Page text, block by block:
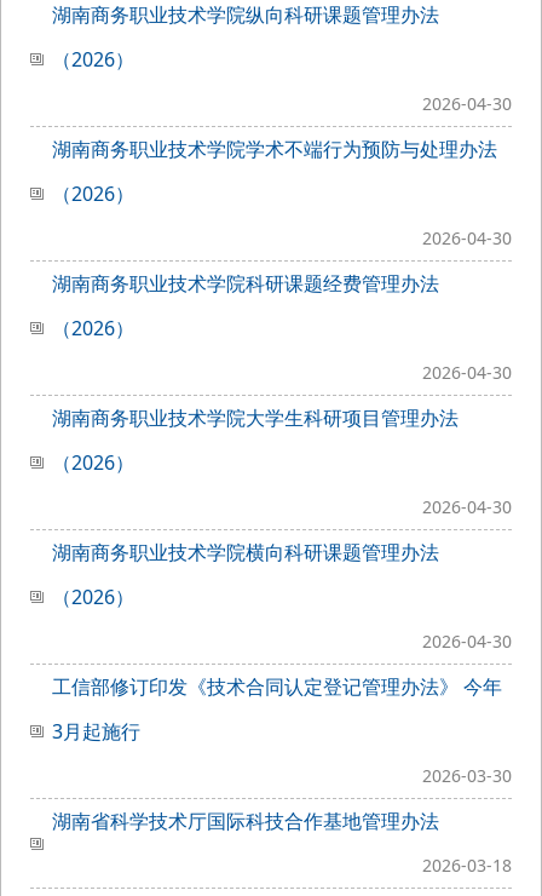
湖南商务职业技术学院纵向科研课题管理办法
（2026）
2026-04-30
湖南商务职业技术学院学术不端行为预防与处理办法
（2026）
2026-04-30
湖南商务职业技术学院科研课题经费管理办法
（2026）
2026-04-30
湖南商务职业技术学院大学生科研项目管理办法
（2026）
2026-04-30
湖南商务职业技术学院横向科研课题管理办法
（2026）
2026-04-30
工信部修订印发《技术合同认定登记管理办法》 今年
3月起施行
2026-03-30
湖南省科学技术厅国际科技合作基地管理办法
2026-03-18